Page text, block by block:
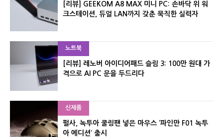
[리뷰] GEEKOM A8 MAX 미니 PC: 손바닥 위 워
크스테이션, 듀얼 LAN까지 갖춘 묵직한 실력자
노트북
[리뷰] 레노버 아이디어패드 슬림 3: 100만 원대 가
격으로 AI PC 문을 두드리다
신제품
펄사, 녹투아 쿨링팬 넣은 마우스 ‘파인만 F01 녹투
아 에디션’ 출시